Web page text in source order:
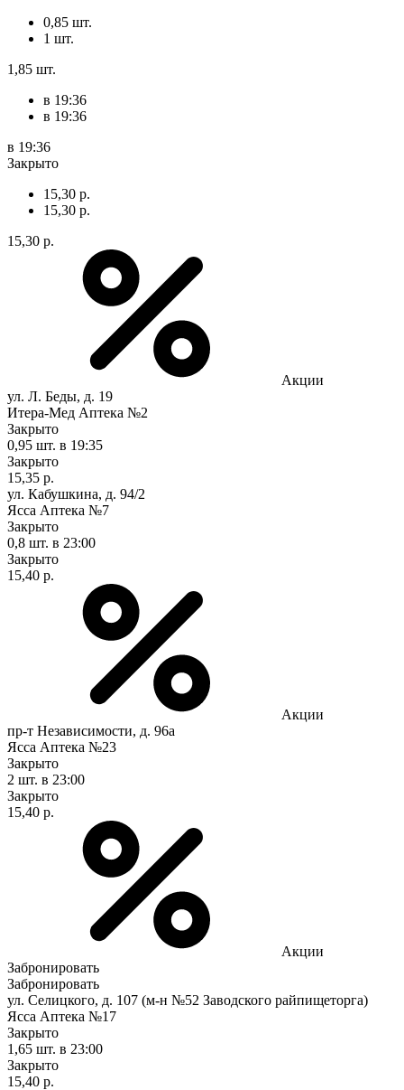
0,85 шт.
1 шт.
1,85 шт.
в 19:36
в 19:36
в 19:36
Закрыто
15,30 р.
15,30 р.
15,30 р.
Акции
ул. Л. Беды, д. 19
Итера-Мед Аптека №2
Закрыто
0,95 шт. в 19:35
Закрыто
15,35 р.
ул. Кабушкина, д. 94/2
Ясса Аптека №7
Закрыто
0,8 шт. в 23:00
Закрыто
15,40 р.
Акции
пр-т Независимости, д. 96а
Ясса Аптека №23
Закрыто
2 шт. в 23:00
Закрыто
15,40 р.
Акции
Забронировать
Забронировать
ул. Селицкого, д. 107 (м-н №52 Заводского райпищеторга)
Ясса Аптека №17
Закрыто
1,65 шт. в 23:00
Закрыто
15,40 р.